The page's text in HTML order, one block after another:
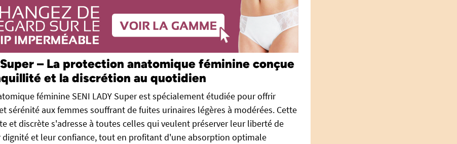
Super – La protection anatomique féminine conçue
et la discrétion au quotidien
féminine SENI LADY Super est spécialement étudiée pour offrir
sérénité aux femmes souffrant de fuites urinaires légères à modérées. Cette
et discrète s'adresse à toutes celles qui veulent préserver leur liberté de
et leur confiance, tout en profitant d'une absorption optimale